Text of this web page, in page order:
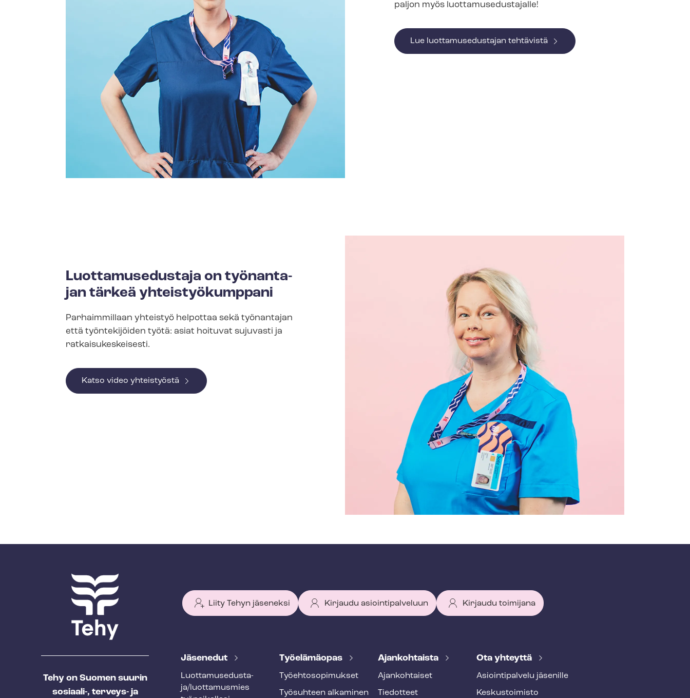
paljon myös luot­ta­muse­dus­ta­jal­le!
Lue luot­ta­muse­dus­ta­jan tehtävistä
Luot­ta­muse­dus­ta­ja on työ­nan­ta­
jan tär­keä yh­teis­työ­kump­pa­ni
Parhaimmillaan yhteistyö helpottaa sekä työnantajan
että työntekijöiden työtä: asiat hoituvat sujuvasti ja
rat­kai­su­kes­kei­ses­ti.
Katso video yhteistyöstä
Tehy on Suomen suurin
sosiaali-, terveys- ja
Liity Tehyn jäseneksi Kirjaudu asiointipalveluun Kirjaudu toimijana
T
h
Jäsenedut
Luot­ta­muse­dus­ta­
ja/luottamusmies
Työelämäopas
Työ­eh­to­so­pi­muk­set
Työsuhteen alkaminen
Ajankohtaista
Ajankohtaiset
Tiedotteet
Ota yhteyttä
Asioin­ti­pal­ve­lu jäsenille
Keskustoimisto